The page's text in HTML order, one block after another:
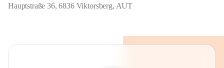
Hauptstraße 36, 6836 Viktorsberg, AUT